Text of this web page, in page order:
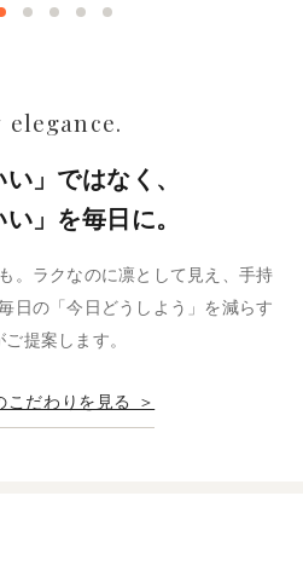
elegance.
い」ではなく、
い」を毎日に。
。ラクなのに凛として見え、手持
日の「今日どうしよう」を減らす
提案します。
だわりを見る ＞